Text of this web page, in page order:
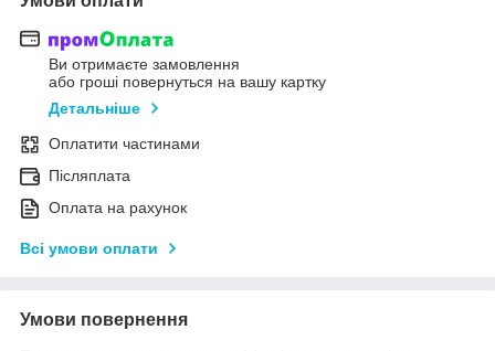
Ви отримаєте замовлення
або гроші повернуться на вашу картку
Детальніше
Оплатити частинами
Післяплата
Оплата на рахунок
Всі умови оплати
Умови повернення